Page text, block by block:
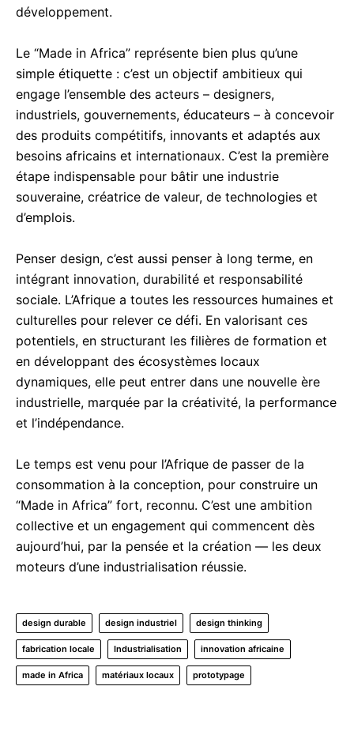
développement.
Le “Made in Africa” représente bien plus qu’une
simple étiquette : c’est un objectif ambitieux qui
engage l’ensemble des acteurs – designers,
industriels, gouvernements, éducateurs – à concevoir
des produits compétitifs, innovants et adaptés aux
besoins africains et internationaux. C’est la première
étape indispensable pour bâtir une industrie
souveraine, créatrice de valeur, de technologies et
d’emplois.
Penser design, c’est aussi penser à long terme, en
intégrant innovation, durabilité et responsabilité
sociale. L’Afrique a toutes les ressources humaines et
culturelles pour relever ce défi. En valorisant ces
potentiels, en structurant les filières de formation et
en développant des écosystèmes locaux
dynamiques, elle peut entrer dans une nouvelle ère
industrielle, marquée par la créativité, la performance
et l’indépendance.
Le temps est venu pour l’Afrique de passer de la
consommation à la conception, pour construire un
“Made in Africa” fort, reconnu. C’est une ambition
collective et un engagement qui commencent dès
aujourd’hui, par la pensée et la création — les deux
moteurs d’une industrialisation réussie.
design durable design industriel design thinking
fabrication locale Industrialisation innovation africaine
made in Africa matériaux locaux prototypage